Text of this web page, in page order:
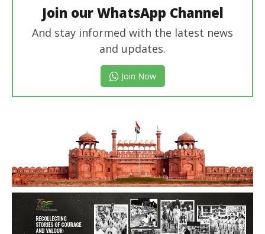
Join our WhatsApp Channel
And stay informed with the latest news
and updates.
Join Now